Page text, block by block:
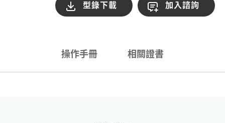
型錄下載 加入諮詢
操作手冊 相關證書